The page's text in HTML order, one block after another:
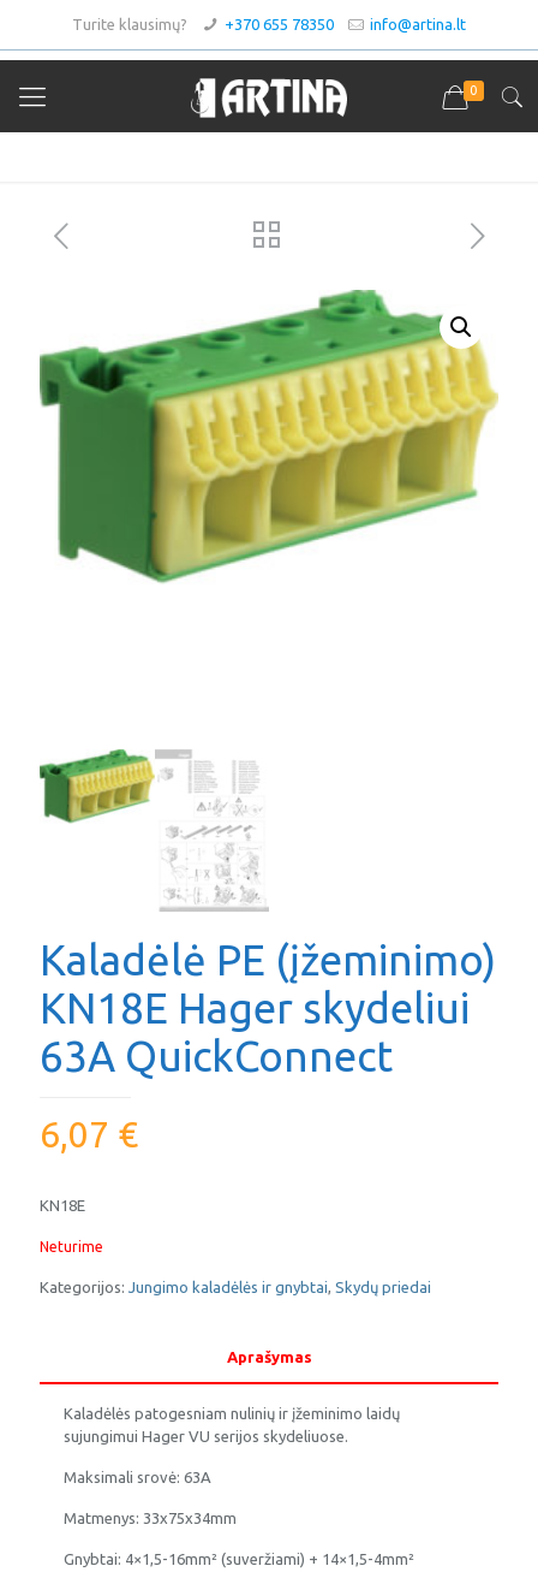
Turite klausimų? +370 655 78350 info@artina.lt
0
Asortimentas
Kaladėlė PE (įžeminimo)
KN18E Hager skydeliui
63A QuickConnect
6,07 €
KN18E
Neturime
Kategorijos: Jungimo kaladėlės ir gnybtai, Skydų priedai
Aprašymas
Kaladėlės patogesniam nulinių ir įžeminimo laidų
sujungimui Hager VU serijos skydeliuose.
Maksimali srovė: 63A
Matmenys: 33x75x34mm
Gnybtai: 4×1,5-16mm² (suveržiami) + 14×1,5-4mm²